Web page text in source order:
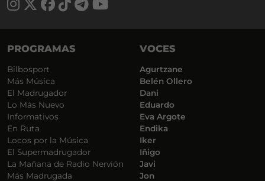
PROGRAMAS
Bilbosport
Más Música
El Madrugador
Lo Más Nuevo
Informativos
En Ruta
Locos por la Música
El Supermadrugador
La Mañana de Radio Nervión
Más Madrugada
VOCES
Agurtzane
Belén Ollero
Dani
Eduardo
Eva Argote
Endika
Iker
Iñigo
Javi
Jon